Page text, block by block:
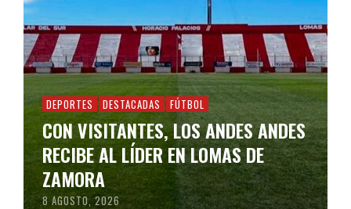
DEPORTES DESTACADAS FÚTBOL
CON VISITANTES, LOS ANDES ANDES
RECIBE AL LÍDER EN LOMAS DE
ZAMORA
8 AGOSTO, 2026